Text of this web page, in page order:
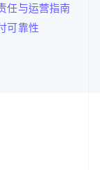
任与运营指南
可靠性